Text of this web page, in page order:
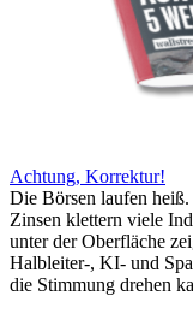
Achtung, Korrektur!
Die Börsen laufen
Zinsen klettern viele
unter der Oberfläche
Halbleiter-, KI- und
die Stimmung drehen